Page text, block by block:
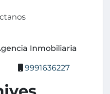
Inmobiliaria
9991636227